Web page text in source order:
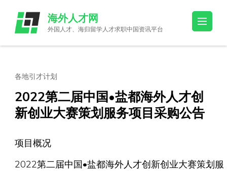
content
(Press
海外人才网
外国人才、海归留学人才求职中国资讯平台
各地引才计划
2022第二届中国•盐都海外人才创
新创业大赛策划服务项目采购公告
项目概况
2022第二届中国•盐都海外人才创新创业大赛策划服